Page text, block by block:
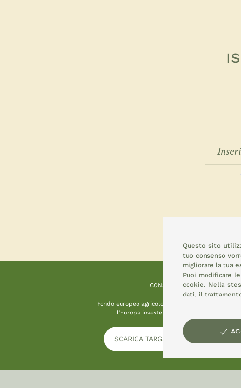
CONSEMI
Fondo europeo agricolo per lo sviluppo rurale:
l’Europa investe nelle zone rurali
SCARICA TARGA INFORMATIVA
Questo sito
tuo consenso
migliorare la tua
Puoi modificare
cookie. Nella
dati, il